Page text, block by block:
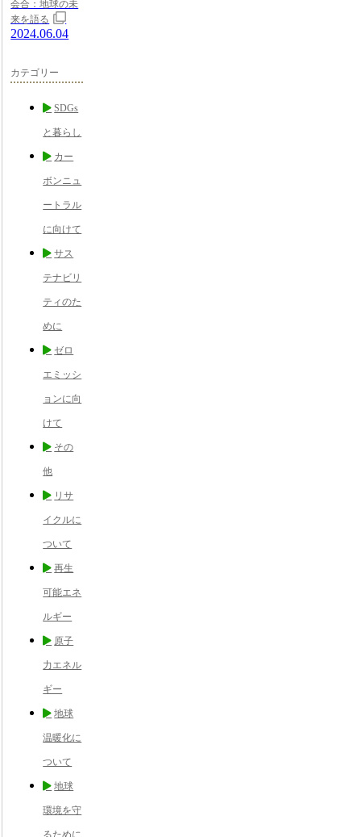
会合：地球の未
来を語る
2024.06.04
カテゴリー
SDGs
と暮らし
カー
ボンニュ
ートラル
に向けて
サス
テナビリ
ティのた
めに
ゼロ
エミッシ
ョンに向
けて
その
他
リサ
イクルに
ついて
再生
可能エネ
ルギー
原子
力エネル
ギー
地球
温暖化に
ついて
地球
環境を守
るために